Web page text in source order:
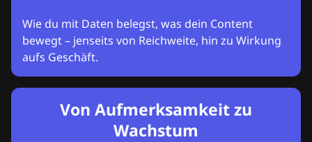
Wie du mit Daten belegst, was dein Content
bewegt – jenseits von Reichweite, hin zu Wirkung
aufs Geschäft.
Von Aufmerksamkeit zu
Wachstum